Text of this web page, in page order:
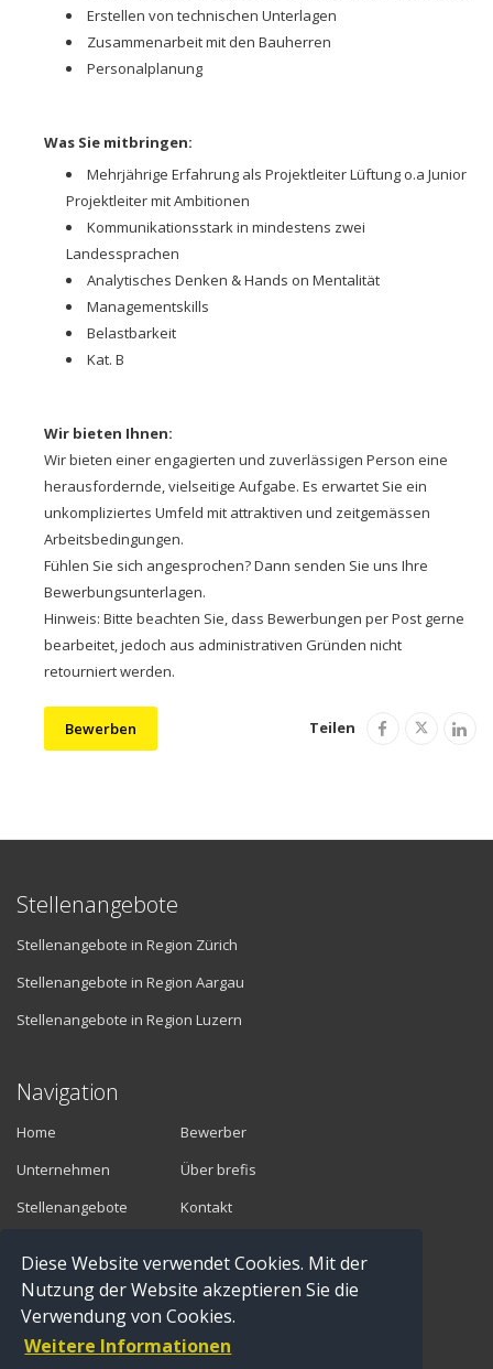
Diese Website verwendet Cookies. Mit der
Nutzung der Website akzeptieren Sie die
Verwendung von Cookies.
Weitere Informationen
Erstellen von technischen Unterlagen
Zusammenarbeit mit den Bauherren
Personalplanung
Was Sie mitbringen:
Mehrjährige Erfahrung als Projektleiter Lüftung o.a Junior
Projektleiter mit Ambitionen
Kommunikationsstark in mindestens zwei
Landessprachen
Analytisches Denken & Hands on Mentalität
Managementskills
Belastbarkeit
Kat. B
Wir bieten Ihnen:
Wir bieten einer engagierten und zuverlässigen Person eine
herausfordernde, vielseitige Aufgabe. Es erwartet Sie ein
unkompliziertes Umfeld mit attraktiven und zeitgemässen
Arbeitsbedingungen.
Fühlen Sie sich angesprochen? Dann senden Sie uns Ihre
Bewerbungsunterlagen.
Hinweis: Bitte beachten Sie, dass Bewerbungen per Post gerne
bearbeitet, jedoch aus administrativen Gründen nicht
retourniert werden.
Bewerben Teilen
Stellenangebote
Stellenangebote in Region Zürich
Stellenangebote in Region Aargau
Stellenangebote in Region Luzern
Navigation
Home
Unternehmen
Stellenangebote
Bewerber
Über brefis
Kontakt
Vermittler
Anmelden
Registrieren